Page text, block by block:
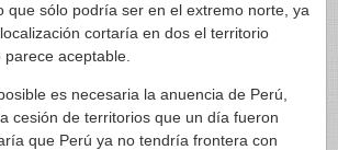
que sólo podría ser en el extremo norte, ya
cortaría en dos el territorio
aceptable.
es necesaria la anuencia de Perú,
cesión de territorios que un día fueron
que Perú ya no tendría frontera con